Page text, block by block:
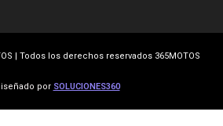
| Todos los derechos reservados 365MOTOS
por SOLUCIONES360